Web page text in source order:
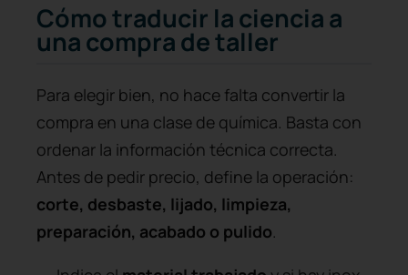
Cómo traducir la ciencia a
una compra de taller
Para elegir bien, no hace falta convertir la
compra en una clase de química. Basta con
ordenar la información técnica correcta.
Antes de pedir precio, define la operación:
corte, desbaste, lijado, limpieza,
preparación, acabado o pulido.